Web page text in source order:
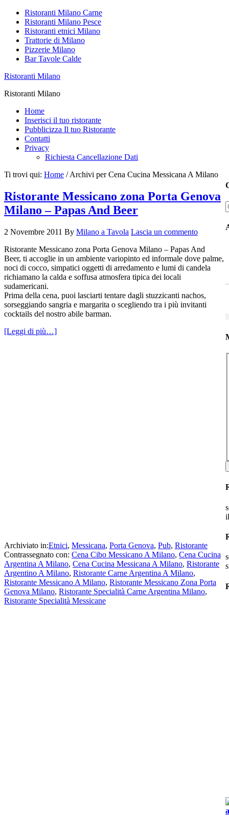
Ristoranti Milano Carne
Ristoranti Milano Pesce
Ristoranti etnici Milano
Trattorie di Milano
Pizzerie Milano
Bar Tavole Calde
Ristoranti Milano
Ristoranti Milano
Home
Inserisci il tuo ristorante
Pubblicizza Il tuo Ristorante
Contatti
Privacy
Richiesta Cancellazione Dati
Ti trovi qui: Home /Archivi per Cena Cucina Messicana A Milano
Ristorante Messicano zona Porta Genova
Milano – Papas And Beer
2 Novembre 2011 By Milano a Tavola Lascia un commento
Ristorante Messicano zona Porta Genova Milano – Papas And
Beer, ti accoglie in un ambiente variopinto ed informale dove palme,
noci di cocco, simpatici oggetti di arredamento e lumi di candela
richiamano la calda e soffusa atmosfera tipica dei locali
sudamericani.
Prima della cena, puoi lasciarti tentare dagli stuzzicanti nachos,
sorseggiando sangria e margarita o scegliendo tra i più invitanti
cocktails del nostro abile barman.
[Leggi di più…]
Archiviato in:Etnici, Messicana, Porta Genova, Pub, Ristorante
Contrassegnato con: Cena Cibo Messicano A Milano, Cena Cucina
Argentina A Milano, Cena Cucina Messicana A Milano, Ristorante
Argentino A Milano, Ristorante Carne Argentina A Milano,
Ristorante Messicano A Milano, Ristorante Messicano Zona Porta
Genova Milano, Ristorante Specialità Carne Argentina Milano,
Ristorante Specialità Messicane